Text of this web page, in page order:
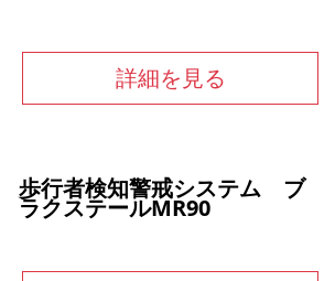
詳細を見る
歩行者検知警戒システム ブ
ラクステールMR90